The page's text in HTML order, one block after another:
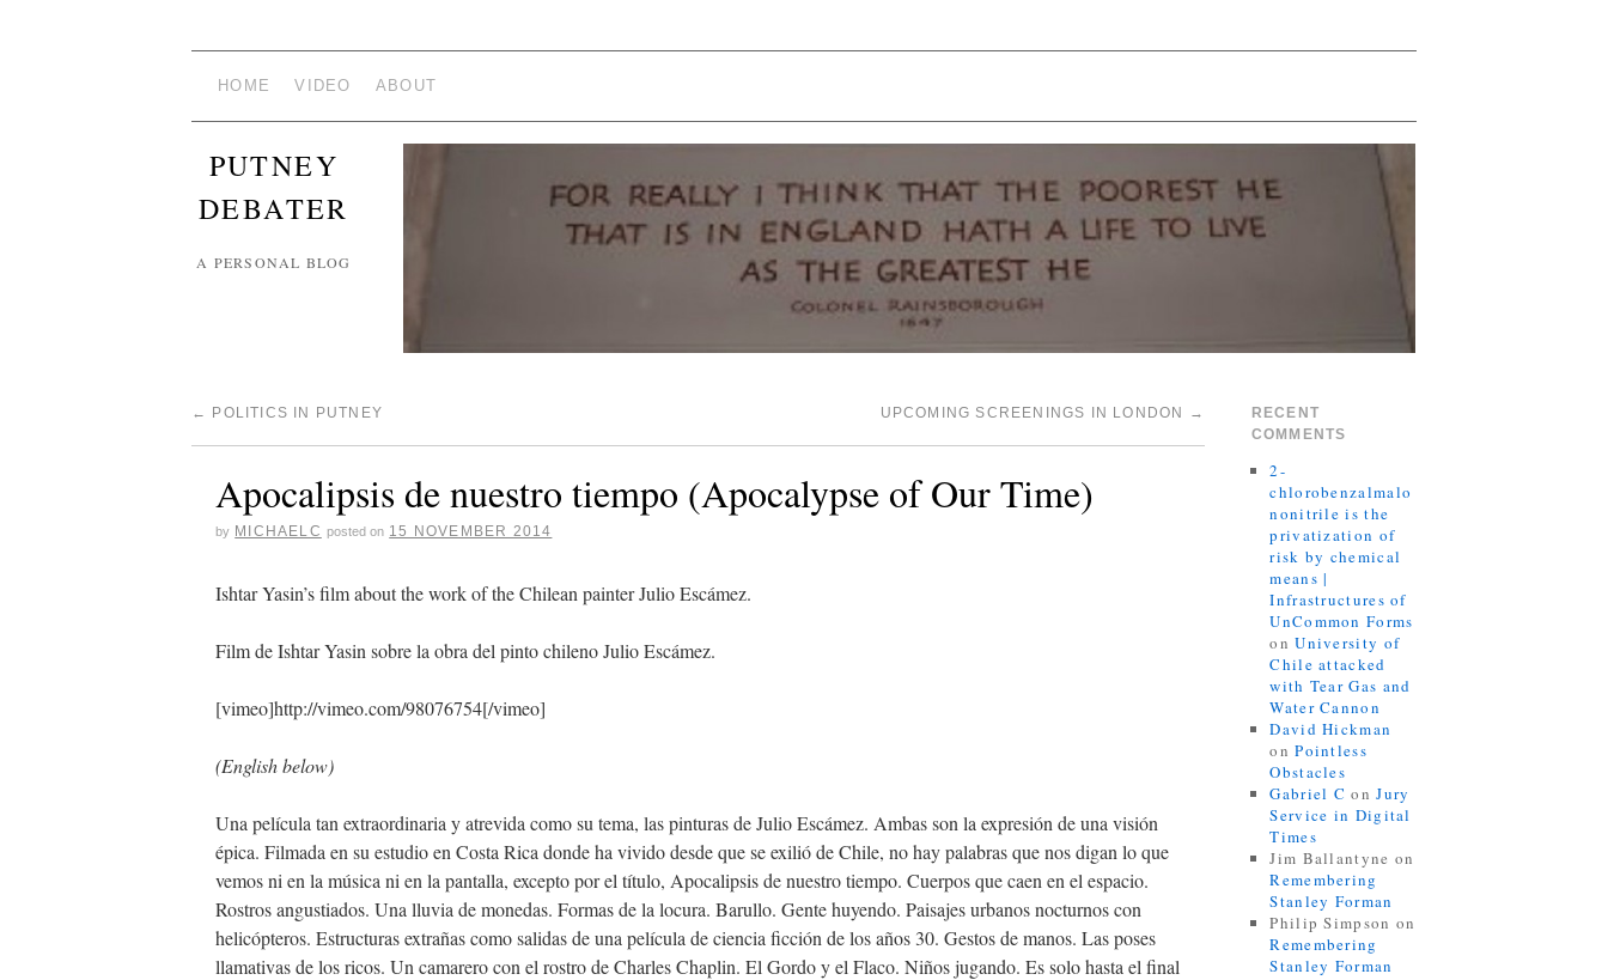
HOME VIDEO ABOUT
PUTNEY
DEBATER
A PERSONAL BLOG
← POLITICS IN PUTNEY UPCOMING SCREENINGS IN LONDON →
Apocalipsis de nuestro tiempo (Apocalypse of Our Time)
by MICHAELC posted on 15 NOVEMBER 2014
Ishtar Yasin’s film about the work of the Chilean painter Julio Escámez.
Film de Ishtar Yasin sobre la obra del pinto chileno Julio Escámez.
[vimeo]http://vimeo.com/98076754[/vimeo]
(English below)
Una película tan extraordinaria y atrevida como su tema, las pinturas de Julio Escámez. Ambas son la expresión de una visión
épica. Filmada en su estudio en Costa Rica donde ha vivido desde que se exilió de Chile, no hay palabras que nos digan lo que
vemos ni en la música ni en la pantalla, excepto por el título, Apocalipsis de nuestro tiempo. Cuerpos que caen en el espacio.
Rostros angustiados. Una lluvia de monedas. Formas de la locura. Barullo. Gente huyendo. Paisajes urbanos nocturnos con
helicópteros. Estructuras extrañas como salidas de una película de ciencia ficción de los años 30. Gestos de manos. Las poses
llamativas de los ricos. Un camarero con el rostro de Charles Chaplin. El Gordo y el Flaco. Niños jugando. Es solo hasta el final
RECENT
COMMENTS
2-
chlorobenzalmalo
nonitrile is the
privatization of
risk by chemical
means |
Infrastructures of
UnCommon Forms
onUniversity of
Chile attacked
with Tear Gas and
Water Cannon
David Hickman
onPointless
Obstacles
Gabriel C onJury
Service in Digital
Times
Jim Ballantyne on
Remembering
Stanley Forman
Philip Simpson on
Remembering
Stanley Forman